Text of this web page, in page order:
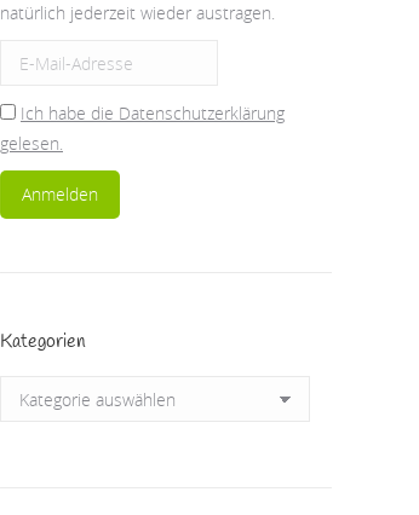
natürlich jederzeit wieder austragen.
Ich habe die Datenschutzerklärung
gelesen.
Kategorien
Kategorien